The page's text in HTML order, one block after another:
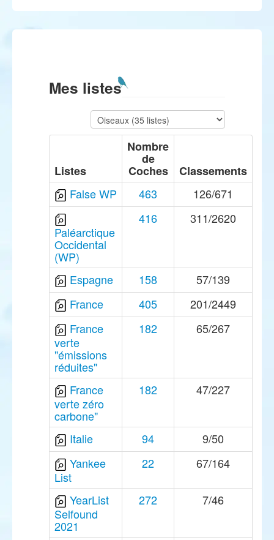
Mes listes
Listes
Nombre
de
Coches
Classements
False WP
463 126/671
Paléarctique
Occidental
(WP)
416 311/2620
Espagne 158
57/139
France
405
201/2449
France
verte
"émissions
réduites"
182 65/267
France
verte zéro
carbone"
182 47/227
Italie 94
9/50
Yankee
List
22 67/164
YearList
Selfound
2021
272 7/46